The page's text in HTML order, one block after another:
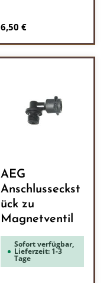
Regulärer Preis:
6,50 €
AEG
Anschlusseckst
ück zu
Magnetventil
Sofort verfügbar,
Lieferzeit: 1-3
Tage